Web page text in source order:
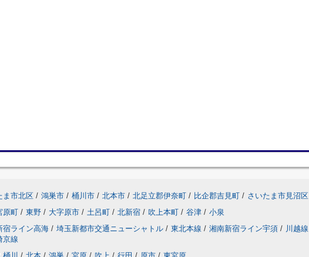
ま市北区 / 鴻巣市 / 桶川市 / 北本市 / 北足立郡伊奈町 / 比企郡吉見町 / さいたま市見沼区
原町 / 東野 / 大字原市 / 土呂町 / 北新宿 / 吹上本町 / 谷津 / 小泉
宿ライン高海 / 埼玉新都市交通ニューシャトル / 東北本線 / 湘南新宿ライン宇須 / 川越線
京線